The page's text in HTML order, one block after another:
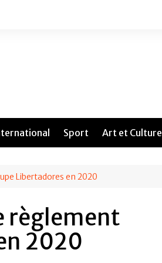
Sport Art et Culture
Libertadores en 2020
règlement
2020